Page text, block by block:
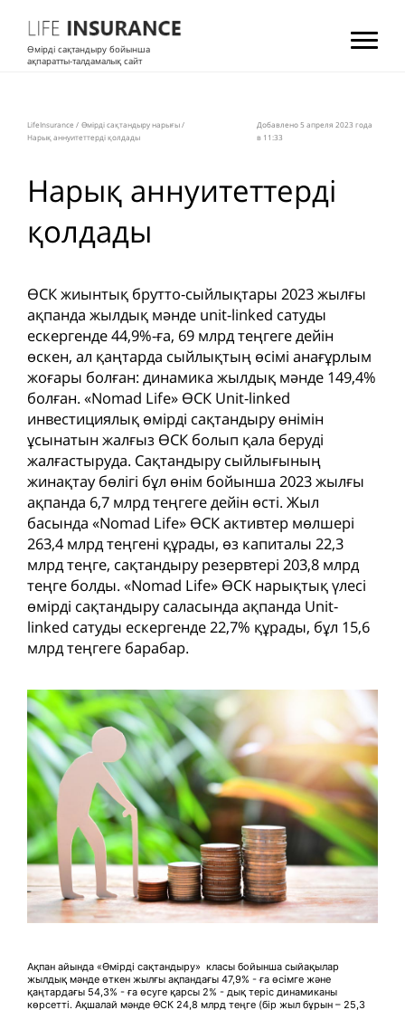
Өмірді сақтандыру бойынша
ақпаратты-талдамалық сайт
LifeInsurance / Өмірді сақтандыру нарығы/
Нарық аннуитеттерді қолдады
Добавлено 5 апреля 2023 года
в 11:33
Нарық аннуитеттерді
қолдады
ӨСК жиынтық брутто-сыйлықтары 2023 жылғы
ақпанда жылдық мәнде unit-linked сатуды
ескергенде 44,9%-ға, 69 млрд теңгеге дейін
өскен, ал қаңтарда сыйлықтың өсімі анағұрлым
жоғары болған: динамика жылдық мәнде 149,4%
болған. «Nomad Life» ӨСК Unit-linked
инвестициялық өмірді сақтандыру өнімін
ұсынатын жалғыз ӨСК болып қала беруді
жалғастыруда. Сақтандыру сыйлығының
жинақтау бөлігі бұл өнім бойынша 2023 жылғы
ақпанда 6,7 млрд теңгеге дейін өсті. Жыл
басында «Nomad Life» ӨСК активтер мөлшері
263,4 млрд теңгені құрады, өз капиталы 22,3
млрд теңге, сақтандыру резервтері 203,8 млрд
теңге болды. «Nomad Life» ӨСК нарықтық үлесі
өмірді сақтандыру саласында ақпанда Unit-
linked сатуды ескергенде 22,7% құрады, бұл 15,6
млрд теңгеге барабар.
Ақпан айында «Өмірді сақтандыру» класы бойынша сыйақылар
жылдық мәнде өткен жылғы ақпандағы 47,9% - ға өсімге және
қаңтардағы 54,3% - ға өсуге қарсы 2% - дық теріс динамиканы
көрсетті. Ақшалай мәнде ӨСК 24,8 млрд теңге (бір жыл бұрын – 25,3